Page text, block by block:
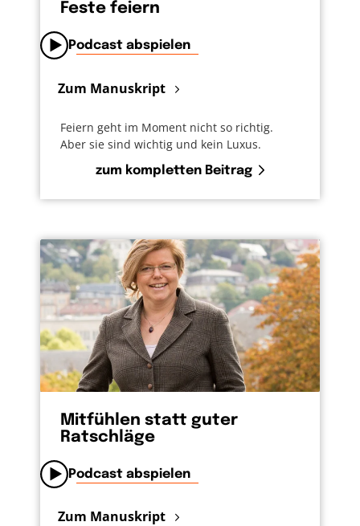
Feste feiern
Podcast abspielen
Zum Manuskript
Feiern geht im Moment nicht so richtig.
Aber sie sind wichtig und kein Luxus.
zum kompletten Beitrag
Mitfühlen statt guter
Ratschläge
Podcast abspielen
Zum Manuskript